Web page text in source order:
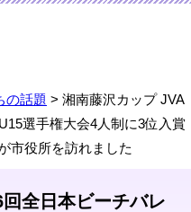
の話題 > 湘南藤沢カップ JVA
選手権大会4人制に3位入賞
市役所を訪れました
全日本ビーチバレ